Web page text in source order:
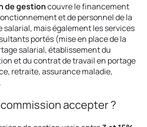
de gestioncouvre le financement
et de personnel de la
salarial, mais également les services
portés (mise en place de la
salarial, établissement du
et du contrat de travail en portage
retraite, assurance maladie,
accepter ?